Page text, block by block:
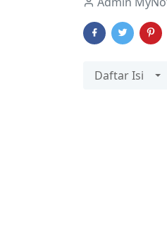
Daftar Isi